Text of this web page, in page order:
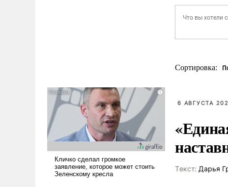
Сортировка:
6 АВГУСТА
Tекст: Дарья